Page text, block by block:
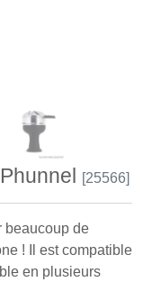
[25566]
beaucoup de
! Il est compatible
en plusieurs